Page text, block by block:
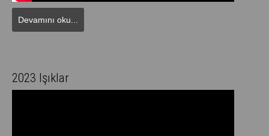
Devamını oku...
2023 Işıklar